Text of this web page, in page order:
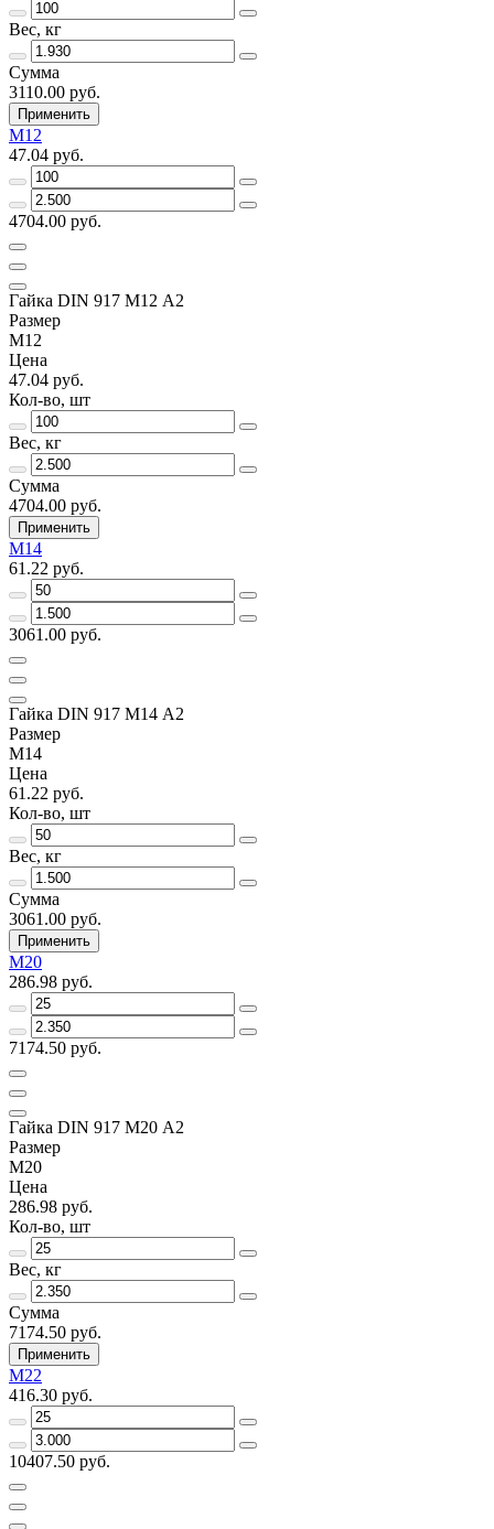
Вес, кг
Сумма
3110.00 руб.
Применить
M12
47.04 руб.
4704.00 руб.
Гайка DIN 917 M12 А2
Размер
M12
Цена
47.04 руб.
Кол-во, шт
Вес, кг
Сумма
4704.00 руб.
Применить
M14
61.22 руб.
3061.00 руб.
Гайка DIN 917 M14 А2
Размер
M14
Цена
61.22 руб.
Кол-во, шт
Вес, кг
Сумма
3061.00 руб.
Применить
M20
286.98 руб.
7174.50 руб.
Гайка DIN 917 M20 А2
Размер
M20
Цена
286.98 руб.
Кол-во, шт
Вес, кг
Сумма
7174.50 руб.
Применить
M22
416.30 руб.
10407.50 руб.